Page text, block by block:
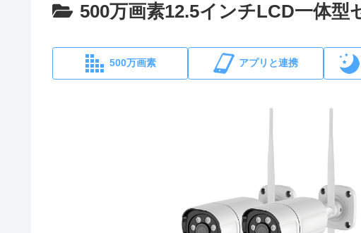
500万画素12.5インチLCD一体型
500万画素 アプリと連携